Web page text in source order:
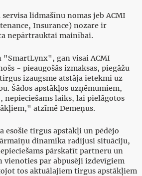
lidmašīnu nomas jeb ACMI
Insurance) nozare ir
nepārtrauktai mainībai.
"SmartLynx", gan visai ACMI
- pieaugošās izmaksas, piegāžu
izaugsme atstāja ietekmi uz
Šādos apstākļos uzņēmumiem,
laiks, lai pielāgotos
atzīmē Demeņus.
esošie tirgus apstākļi un pēdējo
dinamika radījusi situāciju,
pārskatīt partneru un
vienoties par abpusēji izdevīgiem
tos aktuālajiem tirgus apstākļiem